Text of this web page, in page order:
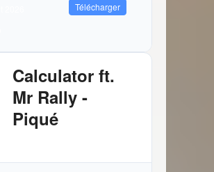
Télécharger
Calculator ft.
Mr Rally -
Piqué